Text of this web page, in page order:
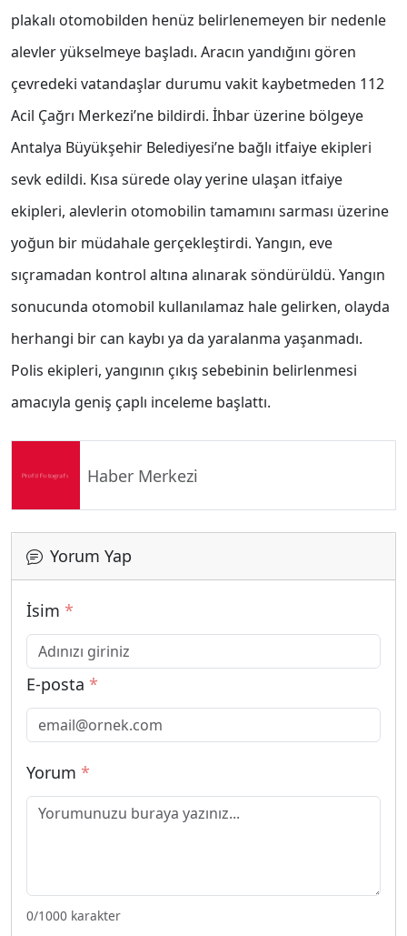
plakalı otomobilden henüz belirlenemeyen bir nedenle
alevler yükselmeye başladı. Aracın yandığını gören
çevredeki vatandaşlar durumu vakit kaybetmeden 112
Acil Çağrı Merkezi’ne bildirdi. İhbar üzerine bölgeye
Antalya Büyükşehir Belediyesi’ne bağlı itfaiye ekipleri
sevk edildi. Kısa sürede olay yerine ulaşan itfaiye
ekipleri, alevlerin otomobilin tamamını sarması üzerine
yoğun bir müdahale gerçekleştirdi. Yangın, eve
sıçramadan kontrol altına alınarak söndürüldü. Yangın
sonucunda otomobil kullanılamaz hale gelirken, olayda
herhangi bir can kaybı ya da yaralanma yaşanmadı.
Polis ekipleri, yangının çıkış sebebinin belirlenmesi
amacıyla geniş çaplı inceleme başlattı.
Haber Merkezi
Yorum Yap
İsim *
E-posta *
Yorum *
0/1000 karakter